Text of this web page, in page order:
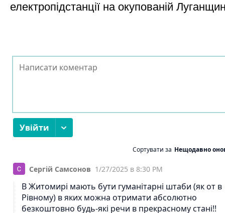
електропідстанції на окупованій